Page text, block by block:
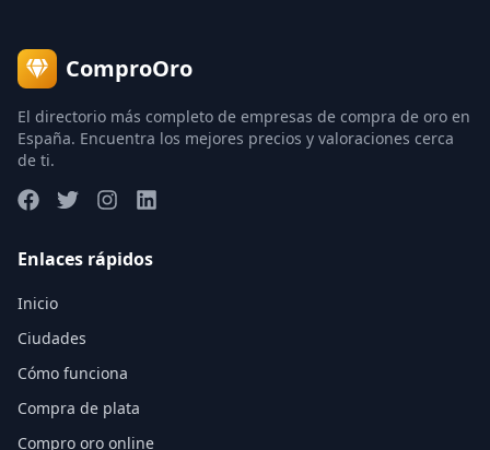
ComproOro
El directorio más completo de empresas de compra de oro en
España. Encuentra los mejores precios y valoraciones cerca
de ti.
Enlaces rápidos
Inicio
Ciudades
Cómo funciona
Compra de plata
Compro oro online